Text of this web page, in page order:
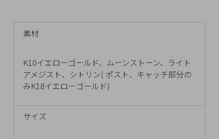
素材
K10イエローゴールド、ムーンストーン、ライト
アメジスト、シトリン( ポスト、キャッチ部分の
みK18イエローゴールド)
サイズ